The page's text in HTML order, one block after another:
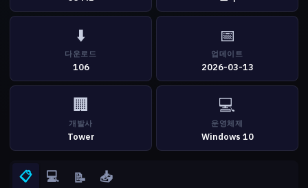
⬇️
다운로드
106
📅
업데이트
2026-03-13
🏢
개발사
Tower
💻
운영체제
Windows 10
📋 💻 📝 📥